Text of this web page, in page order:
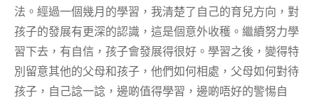
法。經過一個幾月的學習，我清楚了自己的育兒方向，對
孩子的發展有更深的認識，這是個意外收穫。繼續努力學
習下去，有自信，孩子會發展得很好。學習之後，變得特
別留意其他的父母和孩子，他們如何相處，父母如何對待
孩子，自己諗一諗，邊啲值得學習，邊啲唔好的警惕自